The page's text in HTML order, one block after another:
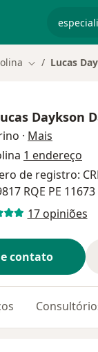
Mudar de
Lucas
Daykson
· Mais
1 endereço
de registro:
RQE PE 11673
17 opiniões
contato